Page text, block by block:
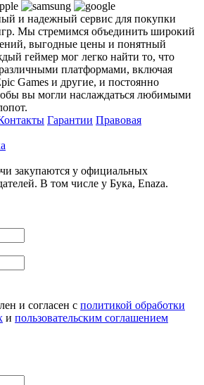
и надежный сервис для покупки
Мы стремимся объединить широкий
выгодные цены и понятный
геймер мог легко найти то, что
платформами, включая
Games и другие, и постоянно
вы могли наслаждаться любимыми
Гарантии Правовая
закупаются у официальных
В том числе у Бука, Enaza.
и согласен с политикой обработки
и пользовательским соглашением